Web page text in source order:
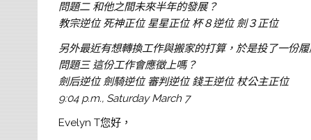
問題二 和他之間未來半年的發展？
教宗逆位 死神正位 星星正位 杯８逆位 劍３正位
另外最近有想轉換工作與搬家的打算，於是投了一份履
問題三 這份工作會應徵上嗎？
劍后逆位 劍騎逆位 審判逆位 錢王逆位 杖公主正位
9:04 p.m., Saturday March 7
Evelyn T您好，